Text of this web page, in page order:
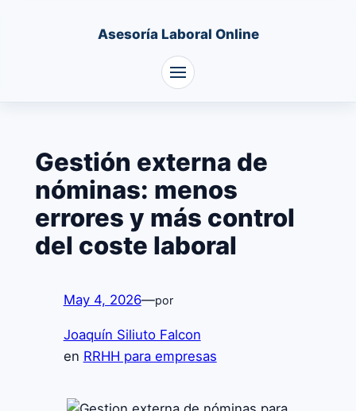
contenido
Asesoría Laboral Online
Gestión externa de
nóminas: menos
errores y más control
del coste laboral
May 4, 2026—por
Joaquín Siliuto Falcon
en RRHH para empresas